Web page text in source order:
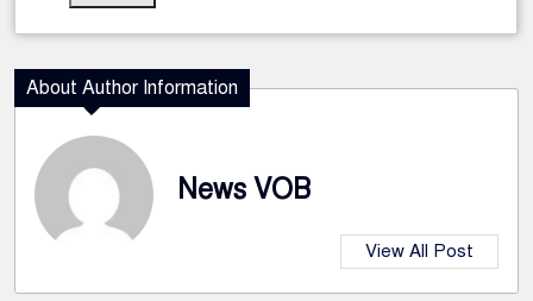
About Author Information
News VOB
View All Post